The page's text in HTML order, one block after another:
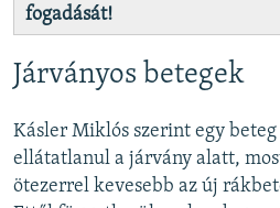
fogadását!
Járványos betegek
Kásler Miklós szerint egy
ellátatlanul a járvány alatt,
ötezerrel kevesebb az új